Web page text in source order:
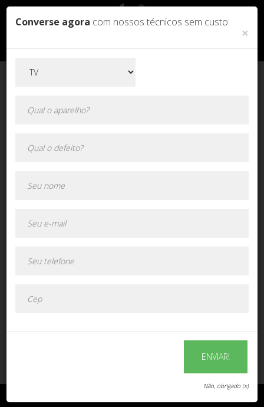
Converse agora com nossos técnicos sem custo:
×
ENVIAR!
Não, obrigado (x)